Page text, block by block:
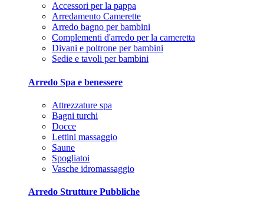
Accessori per la pappa
Arredamento Camerette
Arredo bagno per bambini
Complementi d'arredo per la cameretta
Divani e poltrone per bambini
Sedie e tavoli per bambini
Arredo Spa e benessere
Attrezzature spa
Bagni turchi
Docce
Lettini massaggio
Saune
Spogliatoi
Vasche idromassaggio
Arredo Strutture Pubbliche